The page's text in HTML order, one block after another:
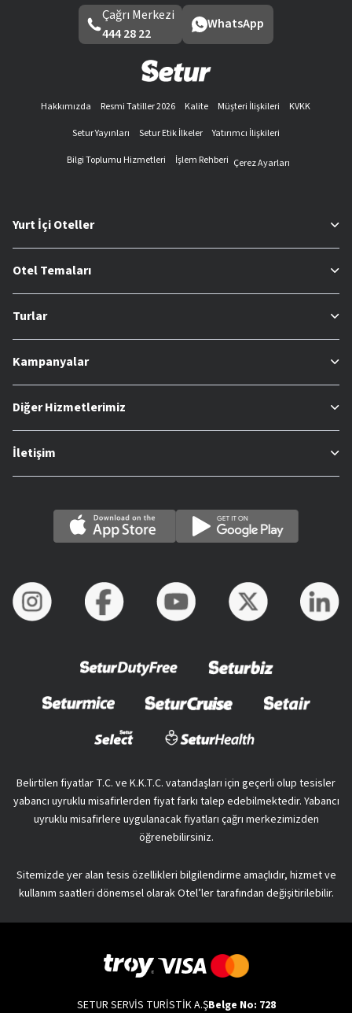
Çağrı Merkezi
444 28 22
WhatsApp
Hakkımızda Resmi Tatiller 2026 Kalite Müşteri İlişkileri
KVKK
Setur Yayınları
Setur Etik İlkeler
Yatırımcı İlişkileri
Bilgi Toplumu Hizmetleri
İşlem Rehberi Çerez Ayarları
Yurt İçi Oteller
Otel Temaları
Turlar
Kampanyalar
Diğer Hizmetlerimiz
İletişim
Belirtilen fiyatlar T.C. ve K.K.T.C. vatandaşları için geçerli olup tesisler
yabancı uyruklu misafirlerden fiyat farkı talep edebilmektedir. Yabancı
uyruklu misafirlere uygulanacak fiyatları çağrı merkezimizden
öğrenebilirsiniz.
Sitemizde yer alan tesis özellikleri bilgilendirme amaçlıdır, hizmet ve
kullanım saatleri dönemsel olarak Otel’ler tarafından değişitirilebilir.
SETUR SERVİS TURİSTİK A.ŞBelge No: 728